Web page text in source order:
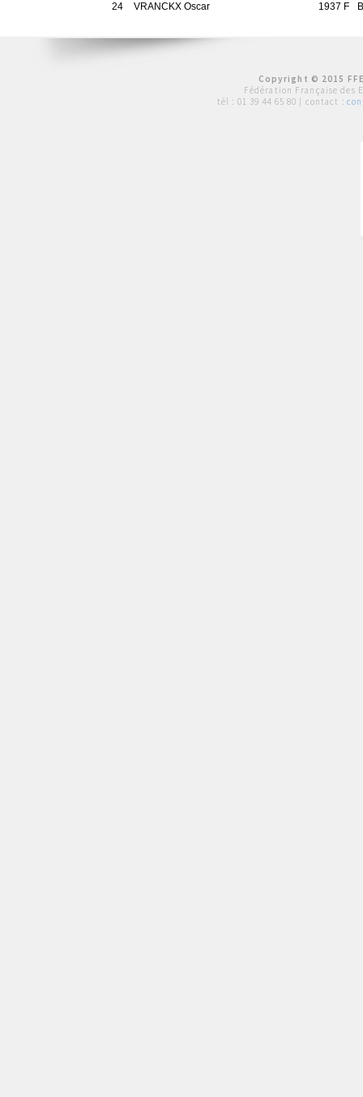
24
VRANCKX Oscar 1937 F
Copyright © 2015
Fédération Française des
tél : 01 39 44 65 80 | contact :